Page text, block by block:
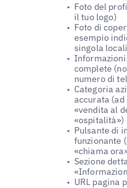
Foto del
il tuo logo)
Foto di
esempio
singola
complete
numero di
Categoria
accurata
«vendita al
«ospitalità»)
Pulsante di
funzionante
«chiama
Sezione
URL pagina